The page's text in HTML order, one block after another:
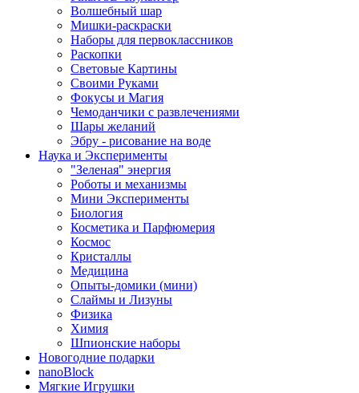
Волшебный шар
Мишки-раскраски
Наборы для первоклассников
Раскопки
Световые Картины
Своими Руками
Фокусы и Магия
Чемоданчики с развлечениями
Шары желаний
Эбру - рисование на воде
Наука и Эксперименты
"Зеленая" энергия
Роботы и механизмы
Мини Эксперименты
Биология
Косметика и Парфюмерия
Космос
Кристаллы
Медицина
Опыты-домики (мини)
Слаймы и Лизуны
Физика
Химия
Шпионские наборы
Новогодние подарки
nanoBlock
Мягкие Игрушки